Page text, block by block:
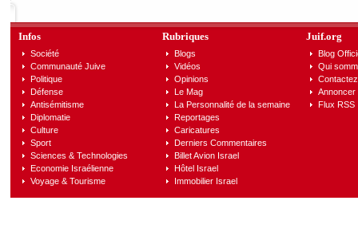
Infos
Société
Communauté Juive
Politique
Défense
Antisémitisme
Diplomatie
Culture
Sport
Sciences & Technologies
Economie Israélienne
Voyage & Tourisme
Rubriques
Blogs
Vidéos
Opinions
Le Mag
La Personnalité de la semaine
Reportages
Caricatures
Derniers Commentaires
Billet Avion Israel
Hôtel Israel
Immobilier Israel
Juif.org
Blog
Qui
Annoncer
Flux RSS